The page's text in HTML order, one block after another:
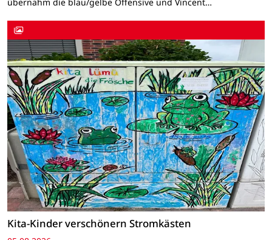
übernahm die blau/gelbe Offensive und Vincent…
Kita-Kinder verschönern Stromkästen